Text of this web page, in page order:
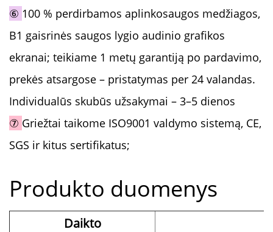
⑥ 100 % perdirbamos aplinkosaugos medžiagos,
B1 gaisrinės saugos lygio audinio grafikos
ekranai; teikiame 1 metų garantiją po pardavimo,
prekės atsargose – pristatymas per 24 valandas.
Individualūs skubūs užsakymai – 3–5 dienos
⑦ Griežtai taikome ISO9001 valdymo sistemą, CE,
SGS ir kitus sertifikatus;
Produkto duomenys
Daikto